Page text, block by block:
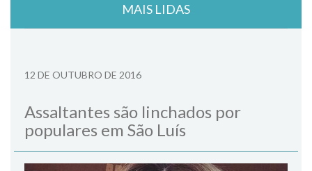
MAIS LIDAS
12 DE OUTUBRO DE 2016
Assaltantes são linchados por
populares em São Luís